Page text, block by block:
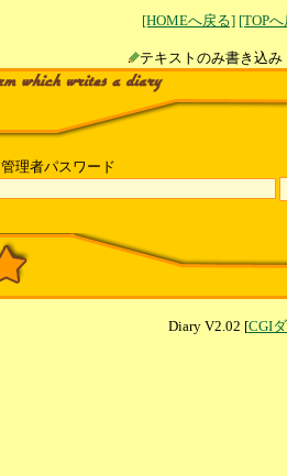
[HOMEへ戻る] [TOP
テキストのみ書
管理者パスワード
Diary V2.02 [CGI